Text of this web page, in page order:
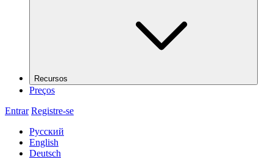
Recursos
Preços
Entrar Registre-se
Русский
English
Deutsch